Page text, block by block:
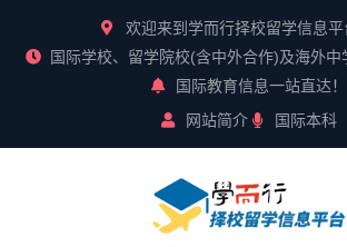
欢迎来到学而行择校留学信息平
国际学校、留学院校(含中外合作)及海外中
国际教育信息一站直达！
网站简介
国际本科